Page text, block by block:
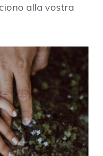
alla vostra